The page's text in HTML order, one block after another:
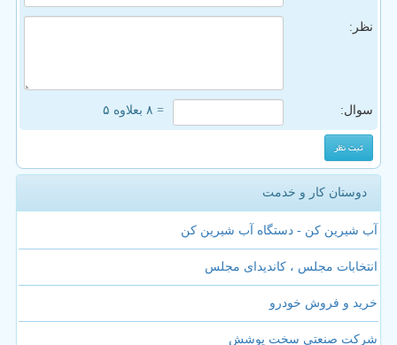
نظر:
سوال: = ۸ بعلاوه ۵
دوستان کار و خدمت
آب شیرین کن - دستگاه آب شیرین کن
انتخابات مجلس ، کاندیدای مجلس
خرید و فروش خودرو
شرکت صنعتی سخت پوشش